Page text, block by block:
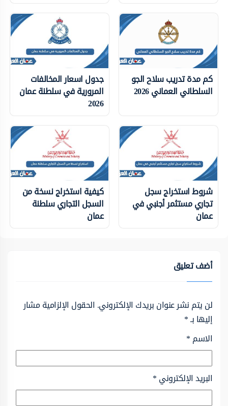
كم مدة تدريب سلاح الجو
السلطاني العماني 2026
جدول اسعار المخالفات
المرورية في سلطنة عمان
2026
شروط استخراج سجل
تجاري مستثمر أجنبي في
عمان
كيفية استخراج نسخة من
السجل التجاري سلطنة
عمان
أضف تعليق
لن يتم نشر عنوان بريدك الإلكتروني. الحقول الإلزامية مشار
إليها بـ*
الاسم*
البريد الإلكتروني*